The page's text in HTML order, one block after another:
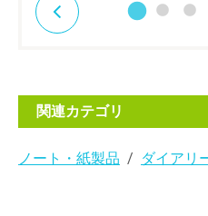
関連カテゴリ
ノート・紙製品 ダイアリ